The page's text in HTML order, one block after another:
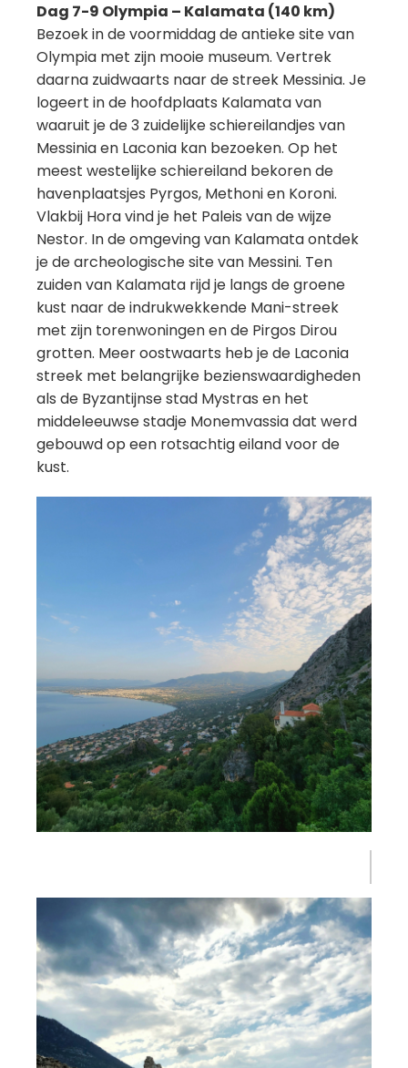
Dag 7-9 Olympia – Kalamata (140 km)
Bezoek in de voormiddag de antieke site van
Olympia met zijn mooie museum. Vertrek
daarna zuidwaarts naar de streek Messinia. Je
logeert in de hoofdplaats Kalamata van
waaruit je de 3 zuidelijke schiereilandjes van
Messinia en Laconia kan bezoeken. Op het
meest westelijke schiereiland bekoren de
havenplaatsjes Pyrgos, Methoni en Koroni.
Vlakbij Hora vind je het Paleis van de wijze
Nestor. In de omgeving van Kalamata ontdek
je de archeologische site van Messini. Ten
zuiden van Kalamata rijd je langs de groene
kust naar de indrukwekkende Mani-streek
met zijn torenwoningen en de Pirgos Dirou
grotten. Meer oostwaarts heb je de Laconia
streek met belangrijke bezienswaardigheden
als de Byzantijnse stad Mystras en het
middeleeuwse stadje Monemvassia dat werd
gebouwd op een rotsachtig eiland voor de
kust.